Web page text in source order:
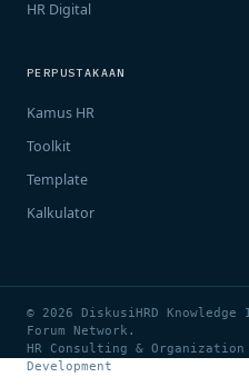
HR Digital
PERPUSTAKAAN
Kamus HR
Toolkit
Template
Kalkulator
© 2026 DiskusiHRD
Forum Network.
HR Consulting & Organization
Development